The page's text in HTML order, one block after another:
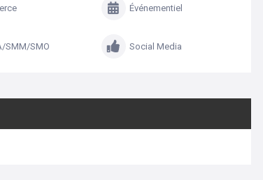
Événementiel
SMM/SMO Social Media